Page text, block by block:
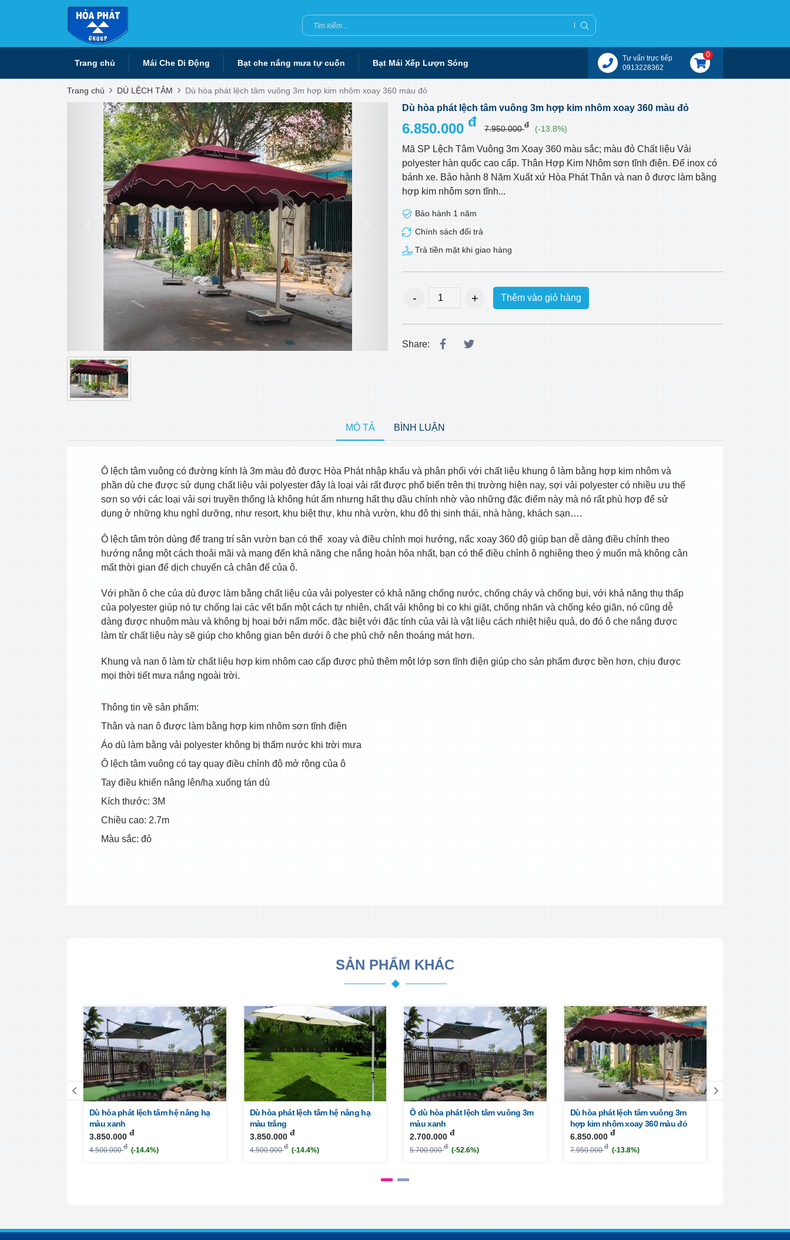
Trang chủ Mái Che Di Động Bạt che nắng mưa tự cuốn Bạt Mái Xếp Lượn Sóng
Tư vấn trực tiếp
0913228362
0
Trang chủ DÙ LỆCH TÂM Dù hòa phát lệch tâm vuông 3m hợp kim nhôm xoay 360 màu đỏ
Dù hòa phát lệch tâm vuông 3m hợp kim nhôm xoay 360 màu đỏ
6.850.000 đ 7.950.000đ (-13.8%)
Mã SP Lệch Tâm Vuông 3m Xoay 360 màu sắc; màu đỏ Chất liệu Vải
polyester hàn quốc cao cấp. Thân Hợp Kim Nhôm sơn tĩnh điện. Đế inox có
bánh xe. Bảo hành 8 Năm Xuất xứ Hòa Phát Thân và nan ô được làm bằng
hợp kim nhôm sơn tĩnh...
Bảo hành 1 năm
Chính sách đổi trả
Trả tiền mặt khi giao hàng
Thêm vào giỏ hàng
Share:
MÔ TẢ BÌNH LUẬN
Ô lệch tâm vuông có đường kính là 3m màu đỏ được Hòa Phát nhập khẩu và phân phối với chất liệu khung ô làm bằng hợp kim nhôm và
phần dù che được sử dụng chất liệu vải polyester đây là loại vải rất được phổ biến trên thị trường hiện nay, sợi vải polyester có nhiều ưu thế
sơn so với các loại vải sợi truyền thống là không hút ẩm nhưng hất thụ dầu chính nhờ vào những đặc điểm này mà nó rất phù hợp để sử
dụng ở những khu nghỉ dưỡng, như resort, khu biệt thự, khu nhà vườn, khu đô thị sinh thái, nhà hàng, khách sạn….
Ô lệch tâm tròn dùng để trang trí sân vườn bạn có thể xoay và điều chỉnh mọi hướng, nấc xoay 360 độ giúp bạn dễ dàng điều chính theo
hướng nắng một cách thoải mãi và mang đến khả năng che nắng hoàn hỏa nhất, bạn có thể điều chỉnh ô nghiêng theo ý muốn mà không cân
mất thời gian để dịch chuyển cả chân đế của ô.
Với phần ô che của dù được làm bằng chất liệu của vải polyester có khả năng chống nước, chống cháy và chống bụi, với khả năng thụ thấp
của polyester giúp nó tự chống lại các vết bẩn một cách tự nhiên, chất vải không bị co khi giặt, chống nhăn và chống kéo giãn, nó cũng dễ
dàng được nhuộm màu và không bj hoại bởi nấm mốc. đặc biệt với đặc tính của vải là vật liệu cách nhiệt hiệu quả, do đó ô che nắng được
làm từ chất liệu này sẽ giúp cho không gian bên dưới ô che phủ chở nên thoáng mát hơn.
Khung và nan ô làm từ chất liệu hợp kim nhôm cao cấp được phủ thêm một lớp sơn tĩnh điện giúp cho sản phẩm được bền hơn, chịu được
mọi thời tiết mưa nắng ngoài trời.
Thông tin về sản phẩm:
Thân và nan ô được làm bằng hợp kim nhôm sơn tĩnh điện
Áo dù làm bằng vải polyester không bị thấm nước khi trời mưa
Ô lệch tâm vuông có tay quay điều chỉnh độ mở rộng của ô
Tay điều khiển nâng lên/hạ xuống tán dù
Kích thước: 3M
Chiều cao: 2.7m
Màu sắc: đỏ
SẢN PHẨM KHÁC
Dù hòa phát lệch tâm hệ nâng hạ
màu xanh
3.850.000 đ
4.500.000đ (-14.4%)
Dù hòa phát lệch tâm hệ nâng hạ
màu trắng
3.850.000 đ
4.500.000đ (-14.4%)
Ô dù hòa phát lệch tâm vuông 3m
màu xanh
2.700.000 đ
5.700.000đ (-52.6%)
Dù hòa phát lệch tâm vuông 3m
hợp kim nhôm xoay 360 màu đỏ
6.850.000 đ
7.950.000đ (-13.8%)